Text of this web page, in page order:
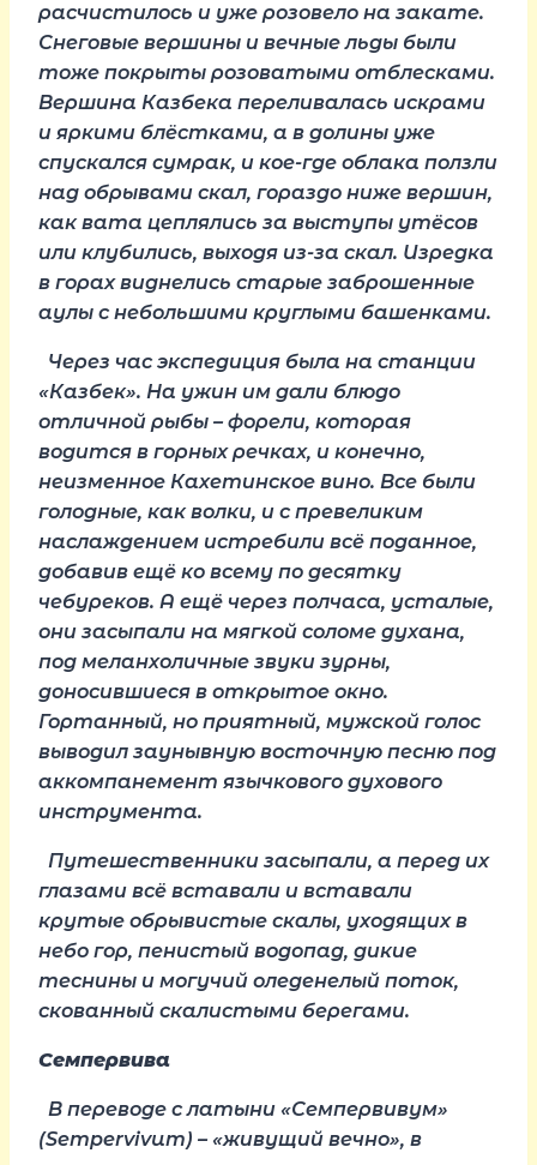
расчистилось и уже розовело на закате.
Снеговые вершины и вечные льды были
тоже покрыты розоватыми отблесками.
Вершина Казбека переливалась искрами
и яркими блёстками, а в долины уже
спускался сумрак, и кое-где облака ползли
над обрывами скал, гораздо ниже вершин,
как вата цеплялись за выступы утёсов
или клубились, выходя из-за скал. Изредка
в горах виднелись старые заброшенные
аулы с небольшими круглыми башенками.
Через час экспедиция была на станции
«Казбек». На ужин им дали блюдо
отличной рыбы – форели, которая
водится в горных речках, и конечно,
неизменное Кахетинское вино. Все были
голодные, как волки, и с превеликим
наслаждением истребили всё поданное,
добавив ещё ко всему по десятку
чебуреков. А ещё через полчаса, усталые,
они засыпали на мягкой соломе духана,
под меланхоличные звуки зурны,
доносившиеся в открытое окно.
Гортанный, но приятный, мужской голос
выводил заунывную восточную песню под
аккомпанемент язычкового духового
инструмента.
Путешественники засыпали, а перед их
глазами всё вставали и вставали
крутые обрывистые скалы, уходящих в
небо гор, пенистый водопад, дикие
теснины и могучий оледенелый поток,
скованный скалистыми берегами.
Семпервива
В переводе с латыни «Семпервивум»
(Sempervivum) – «живущий вечно», в